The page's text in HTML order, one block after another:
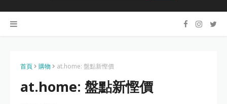
首頁 購物 at.home: 盤點新慳價
at.home: 盤點新慳價